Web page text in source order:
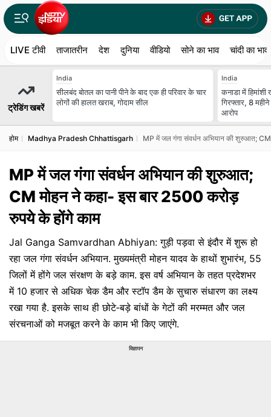
LIVE टीवी ताजातरीन देश दुनिया वीडियो सोने का भाव चांदी का भाव
ट्रेडिंग खबरें
India
सीलबंद बोतल का पानी पीने के बाद एक ही परिवार के चार
लोगों की हालत खराब, गोदाम सील
India
कनाडा में ह‍िमांशी
ग‍िरफ्तार, 8
आरोप
होम Madhya Pradesh Chhattisgarh MP में जल गंगा संवर्धन अभियान की शुरुआत;
MP में जल गंगा संवर्धन अभियान की शुरुआत;
CM मोहन ने कहा- इस बार 2500 करोड़
रुपये के होंगे काम
Jal Ganga Samvardhan Abhiyan: गुड़ी पड़वा से इंदौर में शुरू हो
रहा जल गंगा संवर्धन अभियान. मुख्यमंत्री मोहन यादव के हाथों शुभारंभ, 55
जिलों में होंगे जल संरक्षण के बड़े काम. इस वर्ष अभियान के तहत प्रदेशभर
में 10 हजार से अधिक चेक डैम और स्टॉप डैम के सुचारु संधारण का लक्ष्य
रखा गया है. इसके साथ ही छोटे‑बड़े बांधों के गेटों की मरम्मत और जल
संरचनाओं को मजबूत करने के काम भी किए जाएंगे.
विज्ञापन